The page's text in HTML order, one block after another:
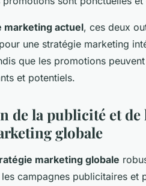
marketing actuel, ces deux
une stratégie marketing
que les promotions
et potentiels.
de la publicité et
globale
marketing globale
les campagnes publicitaires